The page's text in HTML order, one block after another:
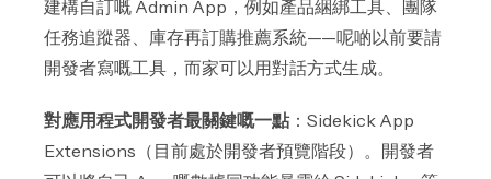
建構自訂嘅 Admin App，例如產品綑綁工具、團隊
任務追蹤器、庫存再訂購推薦系統——呢啲以前要請
開發者寫嘅工具，而家可以用對話方式生成。
對應用程式開發者最關鍵嘅一點 ：Sidekick App
Extensions（目前處於開發者預覽階段）。開發者